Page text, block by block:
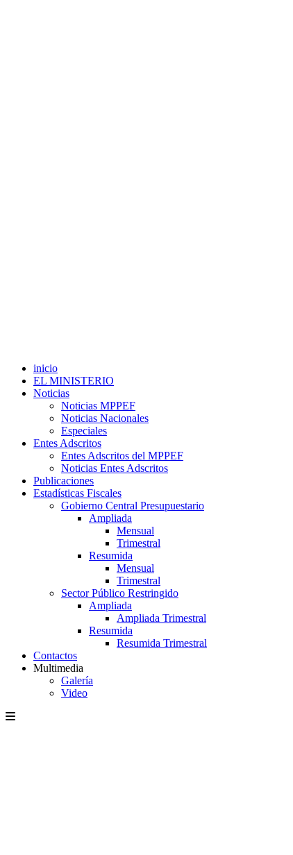
inicio
EL MINISTERIO
Noticias
Noticias MPPEF
Noticias Nacionales
Especiales
Entes Adscritos
Entes Adscritos del MPPEF
Noticias Entes Adscritos
Publicaciones
Estadísticas Fiscales
Gobierno Central Presupuestario
Ampliada
Mensual
Trimestral
Resumida
Mensual
Trimestral
Sector Público Restringido
Ampliada
Ampliada Trimestral
Resumida
Resumida Trimestral
Contactos
Multimedia
Galería
Video